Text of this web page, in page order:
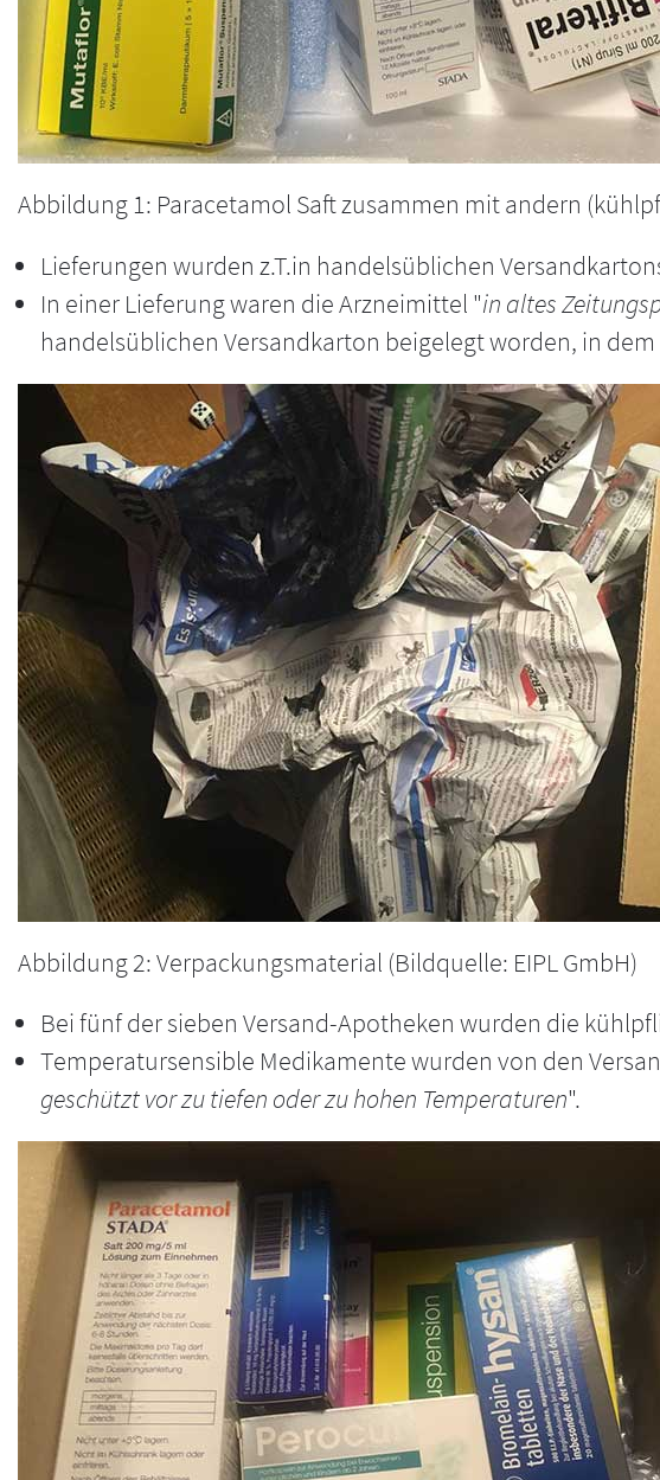
Abbildung 1: Paracetamol Saft zusammen mit andern
Lieferungen wurden z.T.in handelsüblichen
In einer Lieferung waren die Arzneimittel "in altes
handelsüblichen Versandkarton beigelegt worden, in
Abbildung 2: Verpackungsmaterial (Bildquelle: EIPL GmbH)
Bei fünf der sieben Versand-Apotheken wurden die
Temperatursensible Medikamente wurden von den
geschützt vor zu tiefen oder zu hohen Temperaturen".